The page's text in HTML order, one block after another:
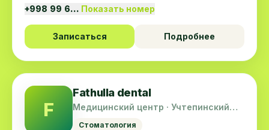
+998 99 6… Показать номер
Записаться Подробнее
F
Fathulla dental
Медицинский центр · Учтепинский
Стоматология